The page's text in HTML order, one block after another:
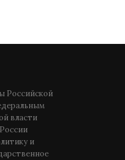
Российской
власти
и